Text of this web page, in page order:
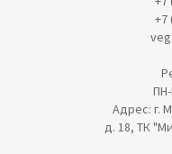
+7
Адрес: г.
д. 18, ТК